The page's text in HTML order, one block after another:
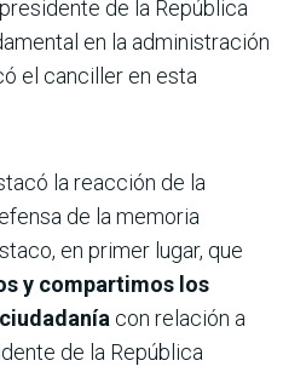
de la República
en la administración
el canciller en esta
la reacción de la
de la memoria
en primer lugar, que
y compartimos los
con relación a
de la República